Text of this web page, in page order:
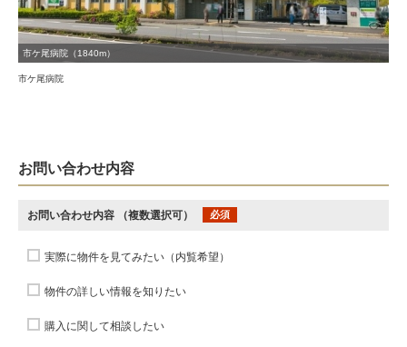
市ケ尾病院（1840m）
市ケ尾病院
お問い合わせ内容
お問い合わせ内容 （複数選択可） 必須
実際に物件を見てみたい（内覧希望）
物件の詳しい情報を知りたい
購入に関して相談したい